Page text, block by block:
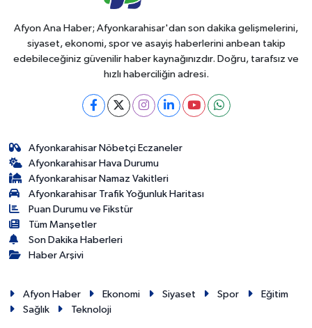
Afyon Ana Haber; Afyonkarahisar'dan son dakika gelişmelerini,
siyaset, ekonomi, spor ve asayiş haberlerini anbean takip
edebileceğiniz güvenilir haber kaynağınızdır. Doğru, tarafsız ve
hızlı haberciliğin adresi.
Afyonkarahisar Nöbetçi Eczaneler
Afyonkarahisar Hava Durumu
Afyonkarahisar Namaz Vakitleri
Afyonkarahisar Trafik Yoğunluk Haritası
Puan Durumu ve Fikstür
Tüm Manşetler
Son Dakika Haberleri
Haber Arşivi
Afyon Haber Ekonomi Siyaset Spor
Eğitim
Sağlık
Teknoloji